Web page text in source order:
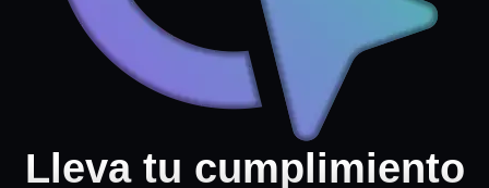
Lleva tu cumplimiento